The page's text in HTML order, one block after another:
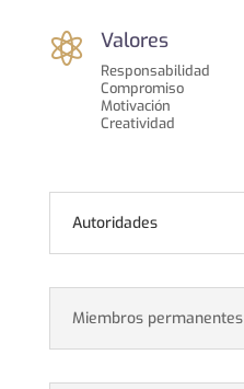
 Valores
Responsabilidad
Compromiso
Motivación
Creatividad
Autoridades
Miembros permanentes